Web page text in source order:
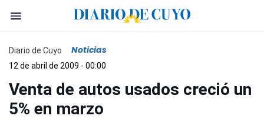
Diario de Cuyo Noticias
12 de abril de 2009 - 00:00
Venta de autos usados creció un
5% en marzo